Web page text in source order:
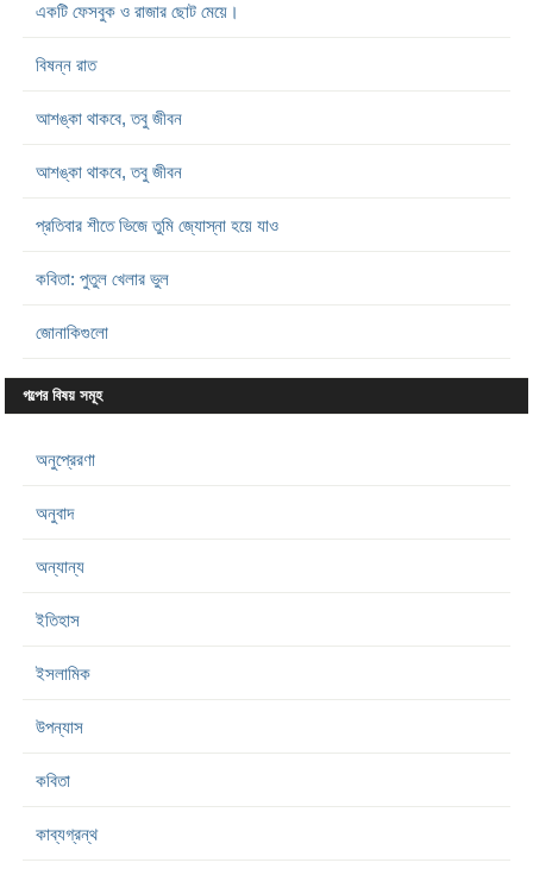
একটি ফেসবুক ও রাজার ছোট মেয়ে।
বিষন্ন রাত
আশঙ্কা থাকবে, তবু জীবন
আশঙ্কা থাকবে, তবু জীবন
প্রতিবার শীতে ভিজে তুমি জ্যোস্না হয়ে যাও
কবিতা: পুতুল খেলার ভুল
জোনাকিগুলো
গল্পের বিষয় সমূহ
অনুপ্রেরণা
অনুবাদ
অন্যান্য
ইতিহাস
ইসলামিক
উপন্যাস
কবিতা
কাব্যগ্রন্থ